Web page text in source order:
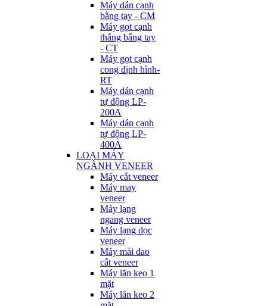
Máy dán cạnh
bằng tay - CM
Máy gọt cạnh
thẳng bằng tay
- CT
Máy gọt cạnh
cong định hình-
RT
Máy dán cạnh
tự động LP-
200A
Máy dán cạnh
tự động LP-
400A
LOẠI MÁY
NGÀNH VENEER
Máy cắt veneer
Máy may
veneer
Máy lạng
ngang veneer
Máy lạng dọc
veneer
Máy mài dao
cắt veneer
Máy lăn keo 1
mặt
Máy lăn keo 2